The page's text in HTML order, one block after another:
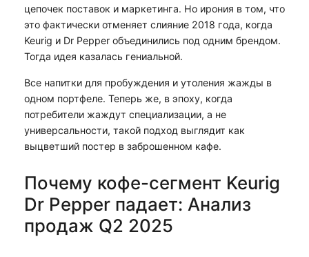
цепочек поставок и маркетинга. Но ирония в том, что
это фактически отменяет слияние 2018 года, когда
Keurig и Dr Pepper объединились под одним брендом.
Тогда идея казалась гениальной.
Все напитки для пробуждения и утоления жажды в
одном портфеле. Теперь же, в эпоху, когда
потребители жаждут специализации, а не
универсальности, такой подход выглядит как
выцветший постер в заброшенном кафе.
Почему кофе-сегмент Keurig
Dr Pepper падает: Анализ
продаж Q2 2025